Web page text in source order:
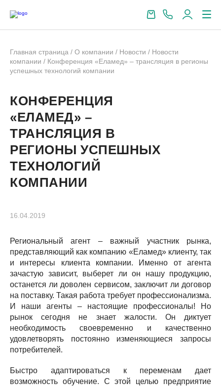
Главная страница / О компании / Новости / Новости
компании / Конференция «Еламед» – трансляция в регионы
успешных технологий компании
16.04.2019
КОНФЕРЕНЦИЯ
«ЕЛАМЕД» –
ТРАНСЛЯЦИЯ В
РЕГИОНЫ УСПЕШНЫХ
ТЕХНОЛОГИЙ
КОМПАНИИ
Региональный агент – важный участник рынка,
представляющий как компанию «Еламед» клиенту, так
и интересы клиента компании. Именно от агента
зачастую зависит, выберет ли он нашу продукцию,
останется ли доволен сервисом, заключит ли договор
на поставку. Такая работа требует профессионализма.
И наши агенты – настоящие профессионалы! Но
рынок сегодня не знает жалости. Он диктует
необходимость своевременно и качественно
удовлетворять постоянно изменяющиеся запросы
потребителей.
Быстро адаптироваться к переменам дает
возможность обучение. С этой целью предприятие